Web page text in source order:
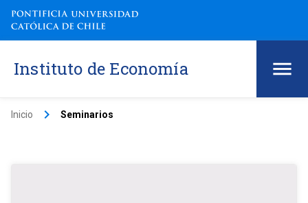
Instituto de Economía
Inicio keyboard_arrow_right Seminarios